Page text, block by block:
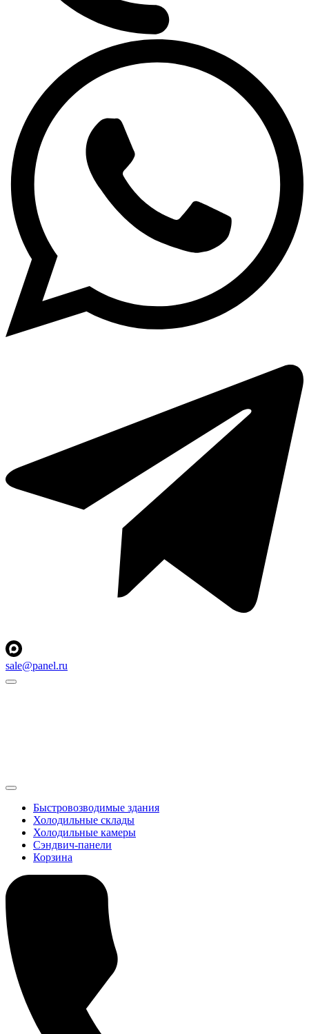
sale@panel.ru
Быстровозводимые здания
Холодильные склады
Холодильные камеры
Сэндвич-панели
Корзина